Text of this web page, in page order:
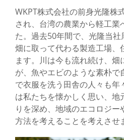
WKPT株式会社の前身光隆株
され、台湾の農業から軽工業
た。過去50年間で、光隆当
畑に取って代わる製造工場、
ます。川は今も流れ続け、
が、魚やエビのような素朴
で衣服を洗う田舎の人々も
は私たちを懐かしく思い、
りを深め、地域のエコロジ
方法を考えることを考えさせ
WKPT能力
会社概要
全て
WKPTについて
受賞・認証
サステナビリティ